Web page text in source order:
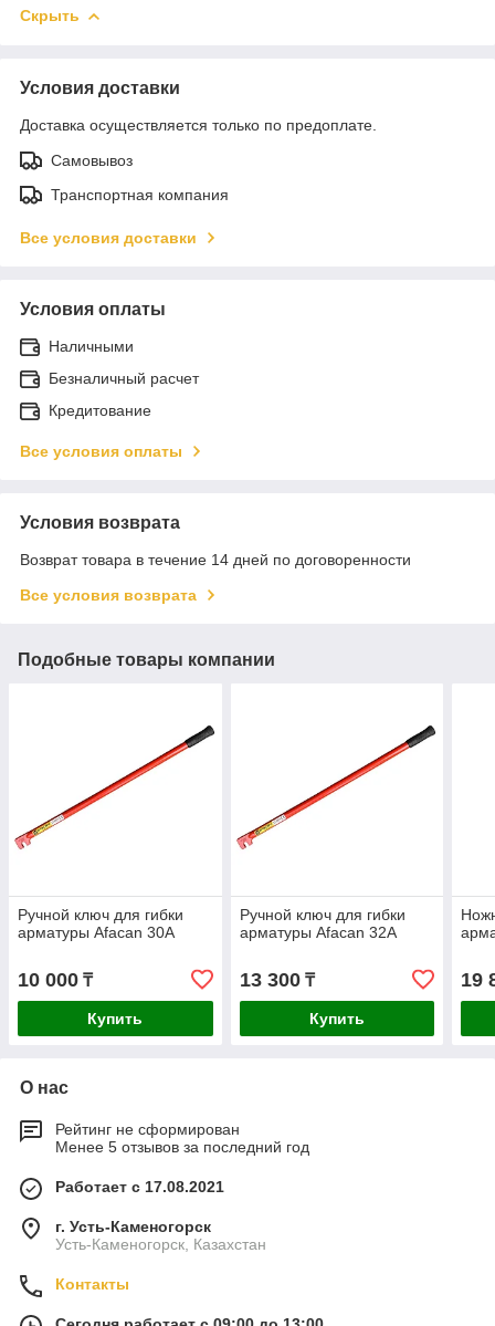
Скрыть
Условия доставки
Доставка осуществляется только по предоплате.
Самовывоз
Транспортная компания
Все условия доставки
Условия оплаты
Наличными
Безналичный расчет
Кредитование
Все условия оплаты
Условия возврата
Возврат товара в течение 14 дней по договоренности
Все условия возврата
Подобные товары компании
Ручной ключ для гибки
арматуры Afacan 30А
10 000 ₸
Купить
Ручной ключ для гибки
арматуры Afacan 32А
13 300₸
Купить
19
О нас
Рейтинг не сформирован
Менее 5 отзывов за последний год
Работает с 17.08.2021
г. Усть-Каменогорск
Усть-Каменогорск, Казахстан
Контакты